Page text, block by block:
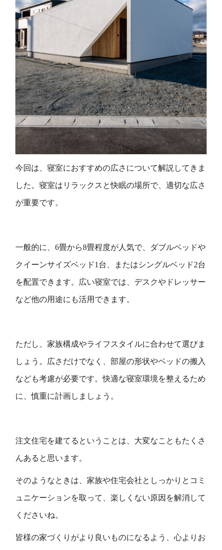
今回は、寝室におすすめの広さについて解説してきま
した。寝室はリラックスと快眠の場所で、適切な広さ
が重要です。
一般的に、6畳から8畳程度が人気で、ダブルベッドや
クイーンサイズベッド1台、またはシングルベッド2台
を配置できます。広い寝室では、デスクやドレッサー
など他の用途にも活用できます。
ただし、家族構成やライフスタイルに合わせて選びま
しょう。広さだけでなく、部屋の形状やベッドの搬入
なども考慮が必要です。快適な寝室環境を整えるため
に、慎重に計画しましょう。
注文住宅を建てるということは、大変なこともたくさ
んあると思います。
そのようなときは、家族や住宅会社としっかりとコミ
ュニケーションを取って、楽しくない原因を解消して
くださいね。
皆様の家づくりがより良いものになるよう、心よりお